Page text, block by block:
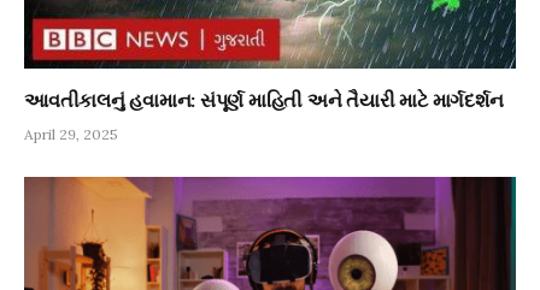
આવતીકાલનું હવામાન: સંપૂર્ણ માહિતી અને તૈયારી માટે માર્ગદર્શન
April 29, 2025